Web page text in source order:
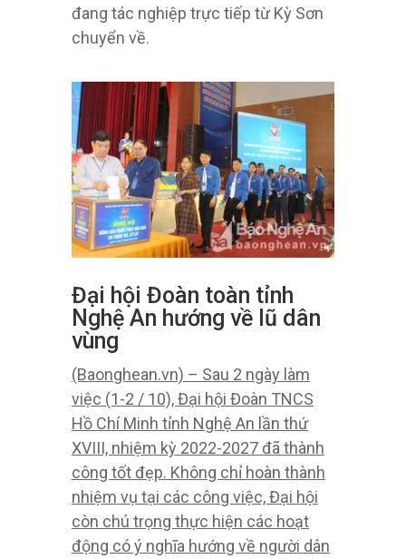
đang tác nghiệp trực tiếp từ Kỳ Sơn
chuyển về.
Đại hội Đoàn toàn tỉnh
Nghệ An hướng về lũ dân
vùng
(Baonghean.vn) – Sau 2 ngày làm
việc (1-2 / 10), Đại hội Đoàn TNCS
Hồ Chí Minh tỉnh Nghệ An lần thứ
XVIII, nhiệm kỳ 2022-2027 đã thành
công tốt đẹp. Không chỉ hoàn thành
nhiệm vụ tại các công việc, Đại hội
còn chú trọng thực hiện các hoạt
động có ý nghĩa hướng về người dân